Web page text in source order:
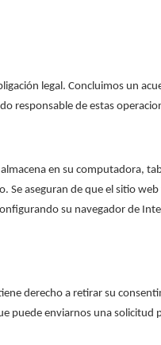
legal. Concluimos un
responsable de estas
en su computadora,
Se aseguran de que el sitio
su navegador de
derecho a retirar su
puede enviarnos una solicitud